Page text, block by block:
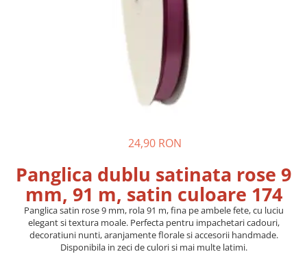
Pungi fereastra transparenta
Cutii 35x25x7 cm
Cutii 33x23x8 cm
Cutii 30x21x9 cm
Cutii 38x30x10 cm
Cutii curierat
24,90 RON
Panglica dublu satinata rose 9
mm, 91 m, satin culoare 174
Panglica satin rose 9 mm, rola 91 m, fina pe ambele fete, cu luciu
elegant si textura moale. Perfecta pentru impachetari cadouri,
decoratiuni nunti, aranjamente florale si accesorii handmade.
Disponibila in zeci de culori si mai multe latimi.